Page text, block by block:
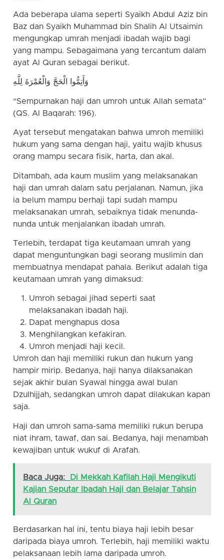
Ada beberapa ulama seperti Syaikh Abdul Aziz bin
Baz dan Syaikh Muhammad bin Shalih Al Utsaimin
mengungkap umrah menjadi ibadah wajib bagi
yang mampu. Sebagaimana yang tercantum dalam
ayat Al Quran sebagai berikut.
وَأَتِمُّوا الْحَجَّ وَالْعُمْرَةَ لِلَّهِ
“Sempurnakan haji dan umroh untuk Allah semata”
(QS. Al Baqarah: 196).
Ayat tersebut mengatakan bahwa umroh memiliki
hukum yang sama dengan haji, yaitu wajib khusus
orang mampu secara fisik, harta, dan akal.
Ditambah, ada kaum muslim yang melaksanakan
haji dan umrah dalam satu perjalanan. Namun, jika
ia belum mampu berhaji tapi sudah mampu
melaksanakan umrah, sebaiknya tidak menunda-
nunda untuk menjalankan ibadah umrah.
Terlebih, terdapat tiga keutamaan umrah yang
dapat menguntungkan bagi seorang muslimin dan
membuatnya mendapat pahala. Berikut adalah tiga
keutamaan umrah yang dimaksud:
Umroh sebagai jihad seperti saat
melaksanakan ibadah haji.
Dapat menghapus dosa
Menghilangkan kefakiran.
Umroh menjadi haji kecil.
Umroh dan haji memiliki rukun dan hukum yang
hampir mirip. Bedanya, haji hanya dilaksanakan
sejak akhir bulan Syawal hingga awal bulan
Dzulhijjah, sedangkan umroh dapat dilakukan kapan
saja.
Haji dan umroh sama-sama memiliki rukun berupa
niat ihram, tawaf, dan sai. Bedanya, haji menambah
kewajiban untuk wukuf di Arafah.
Baca Juga:
Di Mekkah Kafilah Haji Mengikuti
Kajian Seputar Ibadah Haji dan Belajar Tahsin
Al Quran
Berdasarkan hal ini, tentu biaya haji lebih besar
daripada biaya umroh. Terlebih, haji memiliki waktu
pelaksanaan lebih lama daripada umroh.